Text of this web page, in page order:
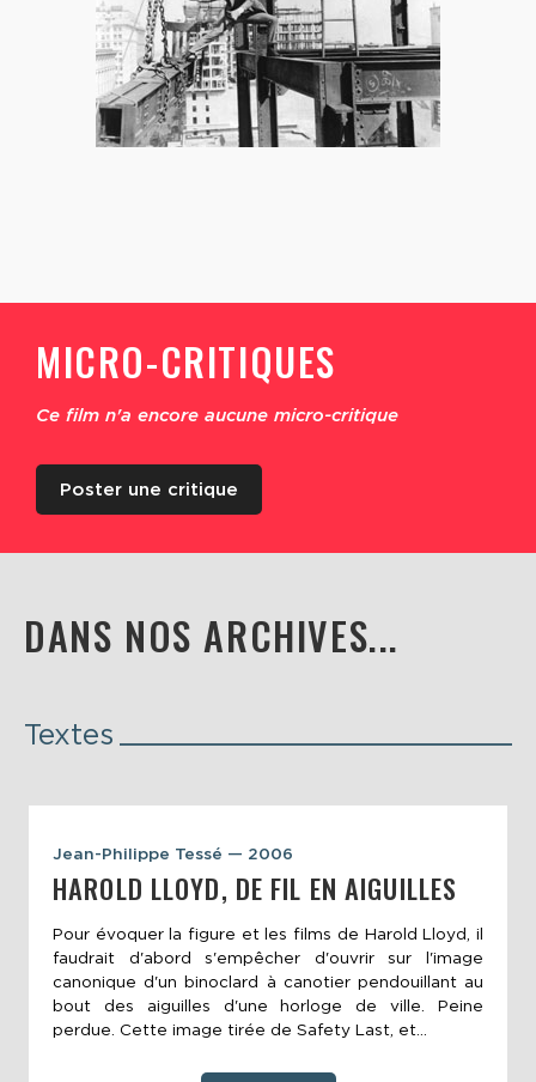
MICRO-CRITIQUES
Ce film n'a encore aucune micro-critique
Poster une critique
DANS NOS ARCHIVES...
Textes
Jean-Philippe Tessé — 2006
HAROLD LLOYD, DE FIL EN AIGUILLES
Pour évoquer la figure et les films de Harold Lloyd, il
faudrait d'abord s'empêcher d'ouvrir sur l'image
canonique d'un binoclard à canotier pendouillant au
bout des aiguilles d'une horloge de ville. Peine
perdue. Cette image tirée de Safety Last, et...